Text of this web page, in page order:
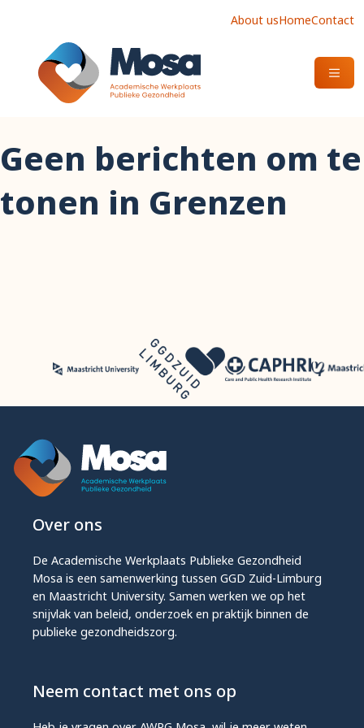
About usHomeContact
OPEN
Geen berichten om te
tonen in Grenzen
Over ons
De Academische Werkplaats Publieke Gezondheid
Mosa is een samenwerking tussen GGD Zuid-Limburg
en Maastricht University. Samen werken we op het
snijvlak van beleid, onderzoek en praktijk binnen de
publieke gezondheidszorg.
Neem contact met ons op